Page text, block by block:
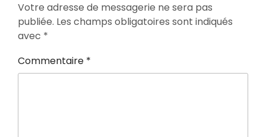
Votre adresse de messagerie ne sera pas
publiée. Les champs obligatoires sont indiqués
avec *
Commentaire *